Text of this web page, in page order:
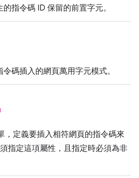
指令碼 ID 保留的前置字元。
碼插入的網頁萬用字元模式。
，定義要插入相符網頁的指令碼來
指定這項屬性，且指定時必須為非